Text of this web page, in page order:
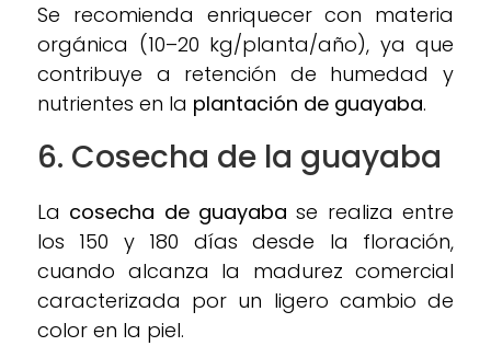
Se recomienda enriquecer con materia
orgánica (10–20 kg/planta/año), ya que
contribuye a retención de humedad y
nutrientes en la plantación de guayaba.
6. Cosecha de la guayaba
La cosecha de guayaba se realiza entre
los 150 y 180 días desde la floración,
cuando alcanza la madurez comercial
caracterizada por un ligero cambio de
color en la piel.